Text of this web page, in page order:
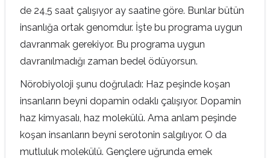
de 24,5 saat çalışıyor ay saatine göre. Bunlar bütün
insanlığa ortak genomdur. İşte bu programa uygun
davranmak gerekiyor. Bu programa uygun
davranılmadığı zaman bedel ödüyorsun.
Nörobiyoloji şunu doğruladı: Haz peşinde koşan
insanların beyni dopamin odaklı çalışıyor. Dopamin
haz kimyasalı, haz molekülü. Ama anlam peşinde
koşan insanların beyni serotonin salgılıyor. O da
mutluluk molekülü. Gençlere uğrunda emek